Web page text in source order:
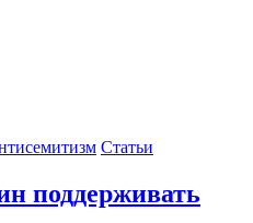
Статьи
поддерживать